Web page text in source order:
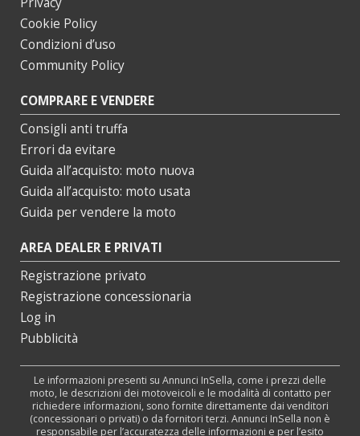
Cookie Policy
Condizioni d’uso
Community Policy
COMPRARE E VENDERE
Consigli anti truffa
Errori da evitare
Guida all’acquisto: moto nuova
Guida all’acquisto: moto usata
Guida per vendere la moto
AREA DEALER E PRIVATI
Registrazione privato
Registrazione concessionaria
Log in
Pubblicità
Le informazioni presenti su Annunci InSella, come i prezzi delle
moto, le descrizioni dei motoveicoli e le modalità di contatto per
richiedere informazioni, sono fornite direttamente dai venditori
(concessionari o privati) o da fornitori terzi. Annunci InSella non è
responsabile per l’accuratezza delle informazioni e per l’esito